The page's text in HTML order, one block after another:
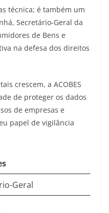
técnica; é também um
Secretário-Geral da
de Bens e
na defesa dos direitos
crescem, a ACOBES
de proteger os dados
de empresas e
papel de vigilância
Geral